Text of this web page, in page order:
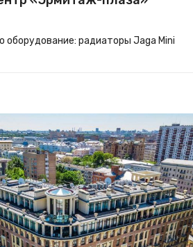
оборудование: радиаторы Jaga Mini